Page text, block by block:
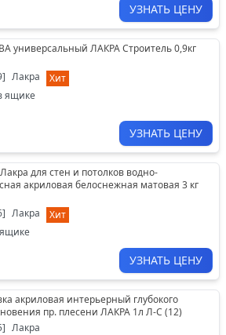
УЗНАТЬ ЦЕНУ
универсальный ЛАКРА Строитель 0,9кг
] Лакра
Хит
ящике
УЗНАТЬ ЦЕНУ
для стен и потолков водно-
акриловая белоснежная матовая 3 кг
] Лакра
Хит
УЗНАТЬ ЦЕНУ
акриловая интерьерный глубокого
пр. плесени ЛАКРА 1л Л-С (12)
] Лакра